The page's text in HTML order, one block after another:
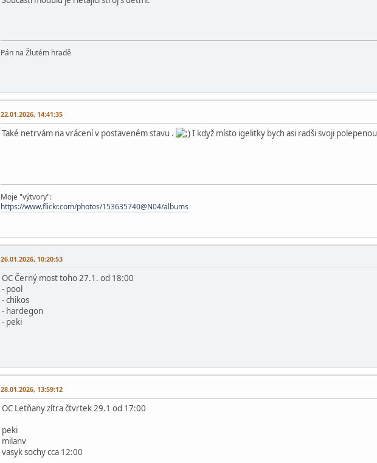
Pán na Žlutém hradě
22.01.2026, 14:41:35
Také netrvám na vrácení v postaveném stavu . I když místo igelitky bych asi radši svoji
Moje "výtvory":
https://www.flickr.com/photos/153635740@N04/albums
26.01.2026, 10:20:53
OC Černý most toho 27.1. od 18:00
- pool
- chikos
- hardegon
- peki
28.01.2026, 13:59:12
OC Letňany zítra čtvrtek 29.1 od 17:00
peki
milanv
vasyk sochy cca 12:00